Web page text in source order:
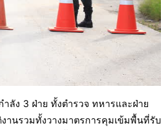
ลัง 3 ฝ่าย ทั้งตำรวจ ทหารและฝ่าย
านรวมทั้งวางมาตรการคุมเข้มพื้นที่รับ